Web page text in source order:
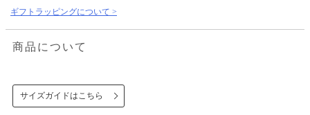
ギフトラッピングについて >
商品について
サイズガイドはこちら